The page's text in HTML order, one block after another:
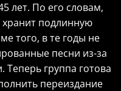
лет. По его словам,
подлинную
того, в те годы не
песни из-за
Теперь группа готова
переиздание